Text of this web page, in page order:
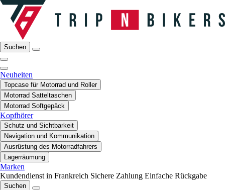
Suchen
Neuheiten
Topcase für Motorrad und Roller
Motorrad Satteltaschen
Motorrad Softgepäck
Kopfhörer
Schutz und Sichtbarkeit
Navigation und Kommunikation
Ausrüstung des Motorradfahrers
Lagerräumung
Marken
Kundendienst in Frankreich Sichere Zahlung Einfache Rückgabe
Suchen